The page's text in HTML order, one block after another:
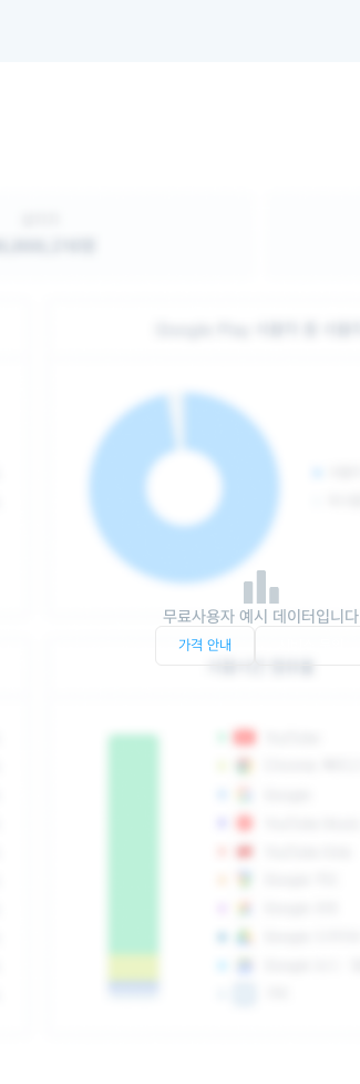
무료사용자 예시 데이터입니다
가격 안내